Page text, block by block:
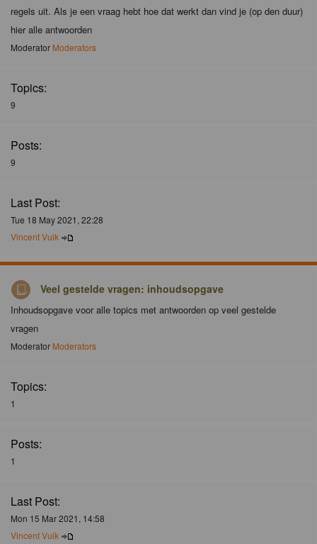
regels uit. Als je een vraag hebt hoe dat werkt dan vind je (op den duur)
hier alle antwoorden
Moderator Moderators
Topics:
9
Posts:
9
Last Post:
Tue 18 May 2021, 22:28
Vincent Vuik
Veel gestelde vragen: inhoudsopgave
Inhoudsopgave voor alle topics met antwoorden op veel gestelde
vragen
Moderator Moderators
Topics:
1
Posts:
1
Last Post:
Mon 15 Mar 2021, 14:58
Vincent Vuik